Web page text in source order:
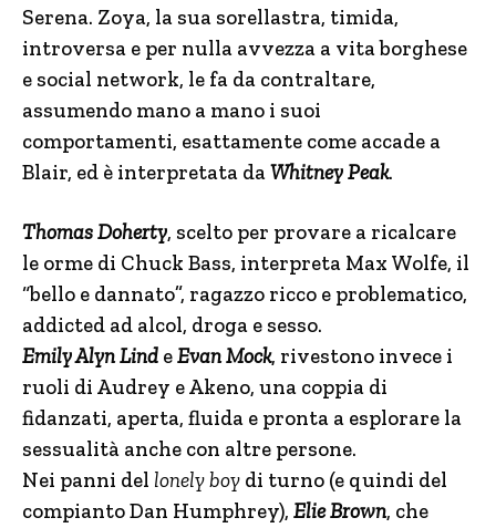
Serena. Zoya, la sua sorellastra, timida,
introversa e per nulla avvezza a vita borghese
e social network, le fa da contraltare,
assumendo mano a mano i suoi
comportamenti, esattamente come accade a
Blair, ed è interpretata daWhitney Peak.
Thomas Doherty, scelto per provare a ricalcare
le orme di Chuck Bass, interpreta Max Wolfe, il
“bello e dannato”, ragazzo ricco e problematico,
addicted ad alcol, droga e sesso.
Emily Alyn Lind eEvan Mock, rivestono invece i
ruoli di Audrey e Akeno, una coppia di
fidanzati, aperta, fluida e pronta a esplorare la
sessualità anche con altre persone.
Nei panni del lonely boy di turno (e quindi del
compianto Dan Humphrey), Elie Brown, che